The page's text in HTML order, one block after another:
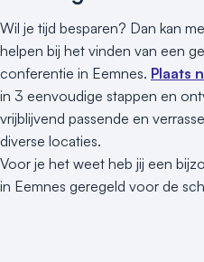
Wil je tijd besparen? Dan kan
helpen bij het vinden van een
conferentie in Eemnes. Plaats
in 3 eenvoudige stappen en
vrijblijvend passende en
diverse locaties.
Voor je het weet heb jij een
in Eemnes geregeld voor de